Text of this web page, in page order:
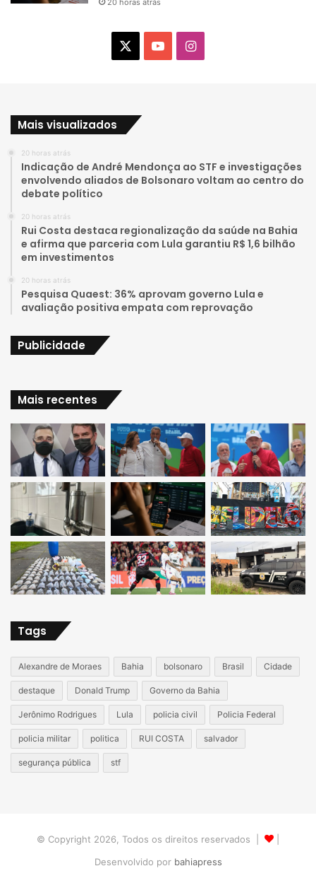
b
I
g
a
Mais visualizados
20 horas atrás
Indicação de André Mendonça ao STF e investigações
envolvendo aliados de Bolsonaro voltam ao centro do
debate político
20 horas atrás
Rui Costa destaca regionalização da saúde na Bahia
e afirma que parceria com Lula garantiu R$ 1,6 bilhão
em investimentos
20 horas atrás
Pesquisa Quaest: 36% aprovam governo Lula e
avaliação positiva empata com reprovação
Publicidade
Mais recentes
Tags
Alexandre de Moraes Bahia bolsonaro Brasil Cidade
destaque Donald Trump Governo da Bahia
Jerônimo Rodrigues Lula policia civil Policia Federal
policia militar politica RUI COSTA salvador
segurança pública stf
© Copyright 2026, Todos os direitos reservados |
Desenvolvido por bahiapress